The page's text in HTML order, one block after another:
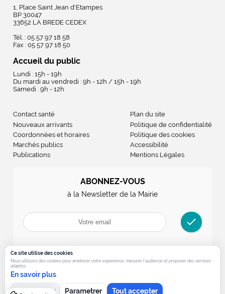
1, Place Saint Jean d'Etampes
BP 30047
33652 LA BREDE CEDEX
Tél. : 05 57 97 18 58
Fax : 05 57 97 18 50
Accueil du public
Lundi : 15h - 19h
Du mardi au vendredi : 9h - 12h / 15h - 19h
Samedi : 9h - 12h
Contact santé
Nouveaux arrivants
Coordonnées et horaires
Marchés publics
Publications
Plan du site
Politique de confidentialité
Politique des cookies
Accessibilité
Mentions Légales
ABONNEZ-VOUS
à la Newsletter de la Mairie
check
Ce site utilise des cookies
Nous utilisons des cookies pour ameliorer votre experience, mesurer l’audience et proposer des services
adaptes.
En savoir plus
Tout refuser Parametrer Tout accepter